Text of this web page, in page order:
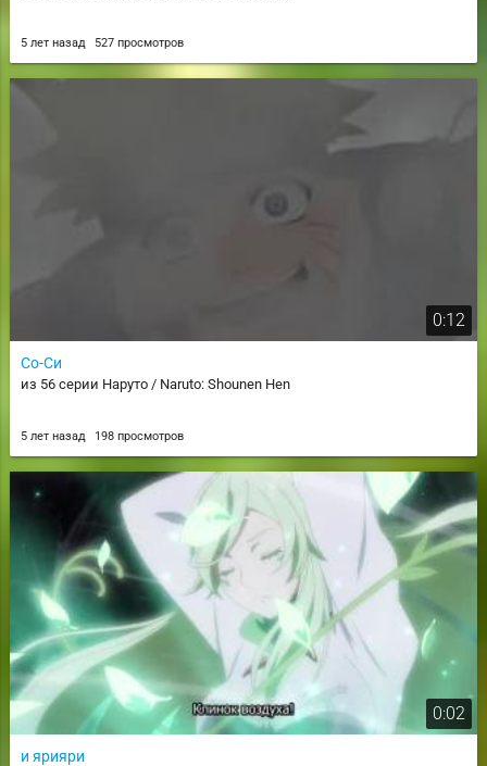
5 лет назад 527 просмотров
0:12
Со-Си
из 56 серии Наруто / Naruto: Shounen Hen
5 лет назад 198 просмотров
0:02
и ярияри